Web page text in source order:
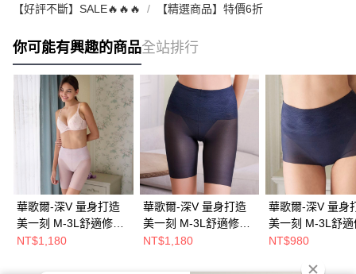
【好評不斷】SALE🔥🔥🔥 【精選商品】特價6折
你可能有興趣的商品全站排行
華歌爾-深V 量身打造
美一刻 M-3L舒適修飾
褲(甜蜜粉) 中高腰長褲
NT$1,180
華歌爾-深V 量身打造
美一刻 M-3L舒適修飾
褲(尊貴藍) 中高腰長褲
NT$1,180
華歌爾-深V 量身
美一刻 M-3L舒適
褲(尊貴藍) 中高
NT$980